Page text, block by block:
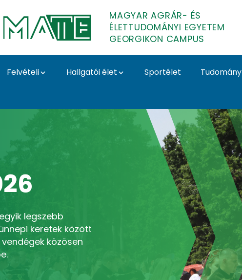
MAGYAR AGRÁR- ÉS
ÉLETTUDOMÁNYI EGYETEM
GEORGIKON CAMPUS
Felvételi Hallgatói élet Sportélet Tudomány
Campus
legszebb
keretek között
közösen